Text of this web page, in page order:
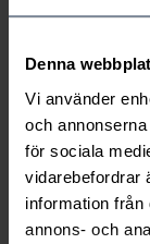
Denna
Vi använder
och
för sociala
vidarebefordrar
information från
annons- och
Eksjö
Fagersta
Farsta
Gävle
Halmstad